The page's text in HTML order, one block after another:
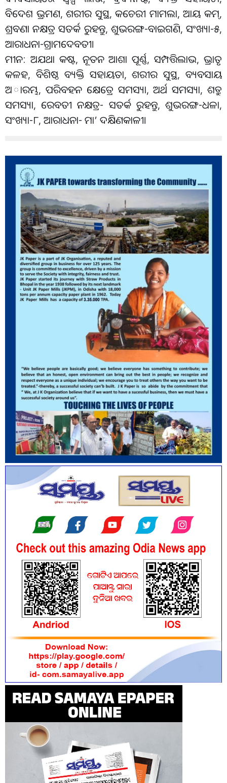
ବିଦେଶ ଭ୍ରମଣ, ଶରୀର ସୁସ୍ଥ, କଚେରୀ ମାମଲା, ଆୟ କମ୍‌,
ଶ୍ରବଣା ନକ୍ଷତ୍ର ସତର୍କ ରୁହନ୍ତୁ, ଶୁଭରଙ୍ଗ-ବାଇଗଣି, ସଂଖ୍ୟା-୫,
ଆରାଧନା-ଗ୍ରାମଦେବତୀ।
ମୀନ: ଅଯଥା କଷ୍ଟ, ନୂତନ ଆଶା ପୂର୍ଣ୍ଣ, ସମ୍ପତ୍ତିଲାଭ, ଭ୍ରାତୃ
କଳହ, ବିଶିଷ୍ଠ ବ୍ୟକ୍ତି ସହାୟତା, ଶରୀର ସୁସ୍ଥ, ବ୍ୟବସାୟ
ଅାରମ୍ଭ, ପରିବହନ କ୍ଷେତ୍ରେ ସମସ୍ୟା, ଅର୍ଥ ସମସ୍ୟା, ଶତ୍ରୁ
ସମସ୍ୟା, ରେବତୀ ନକ୍ଷତ୍ର- ସତର୍କ ରୁହନ୍ତୁ, ଶୁଭରଙ୍ଗ-ଧଳା,
ସଂଖ୍ୟା-୮, ଆରାଧନା- ମା’ ଦକ୍ଷିଣକାଳୀ।